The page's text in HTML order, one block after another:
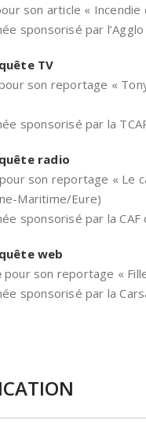
son article « Incendie
sponsorisé par
TV
son reportage «
sponsorisé par la
radio
son reportage « Le
Maritime/Eure)
sponsorisé par la
web
pour son reportage «
sponsorisé par la